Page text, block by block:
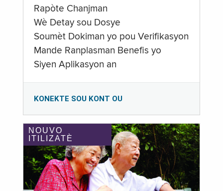
Rapòte Chanjman
Wè Detay sou Dosye
Soumèt Dokiman yo pou Verifikasyon
Mande Ranplasman Benefis yo
Siyen Aplikasyon an
KONEKTE SOU KONT OU
NOUVO
ITILIZATÈ